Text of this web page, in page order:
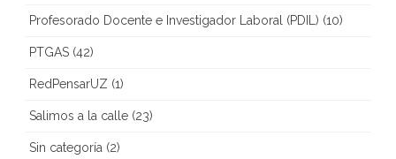
Profesorado Docente e Investigador Laboral (PDIL) (10)
PTGAS (42)
RedPensarUZ (1)
Salimos a la calle (23)
Sin categoría (2)